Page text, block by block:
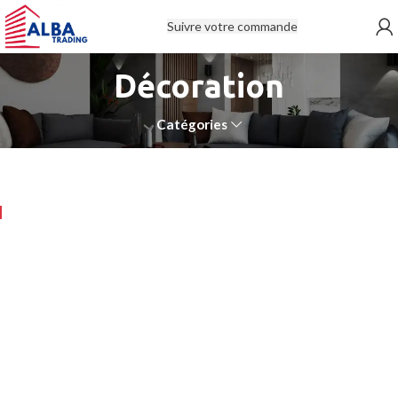
Suivre votre commande
Décoration
Catégories